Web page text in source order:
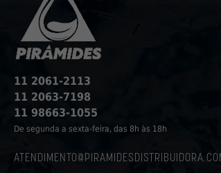
11 2061-2113
11 2063-7198
11 98663-1055
De segunda a sexta-feira, das 8h às 18h